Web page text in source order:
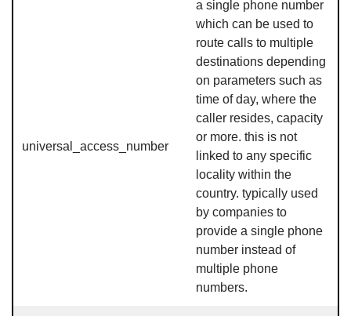
universal_access_number
a single phone number
which can be used to
route calls to multiple
destinations depending
on parameters such as
time of day, where the
caller resides, capacity
or more. this is not
linked to any specific
locality within the
country. typically used
by companies to
provide a single phone
number instead of
multiple phone
numbers.